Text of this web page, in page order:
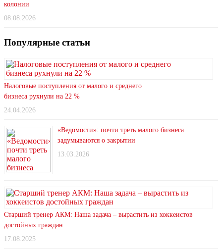
колонии
08.08.2026
Популярные статьи
Налоговые поступления от малого и среднего
бизнеса рухнули на 22 %
24.04.2026
«Ведомости»: почти треть малого бизнеса
задумываются о закрытии
13.03.2026
Старший тренер АКМ: Наша задача – вырастить из хоккеистов
достойных граждан
17.08.2025